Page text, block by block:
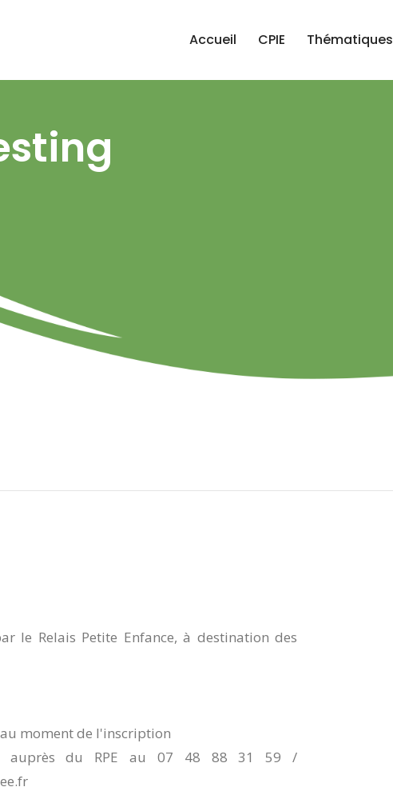
Accueil CPIE Thématiques
le Relais Petite Enfance, à destination des
moment de l'inscription
auprès du RPE au 07 48 88 31 59 /